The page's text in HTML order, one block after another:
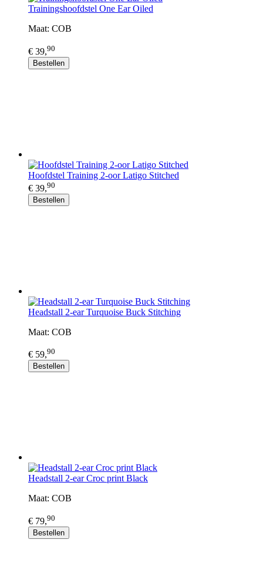
Trainingshoofdstel One Ear Oiled
Maat: COB
€ 39,90
Bestellen
Hoofdstel Training 2-oor Latigo Stitched
€ 39,90
Bestellen
Headstall 2-ear Turquoise Buck Stitching
Maat: COB
€ 59,90
Bestellen
Headstall 2-ear Croc print Black
Maat: COB
€ 79,90
Bestellen